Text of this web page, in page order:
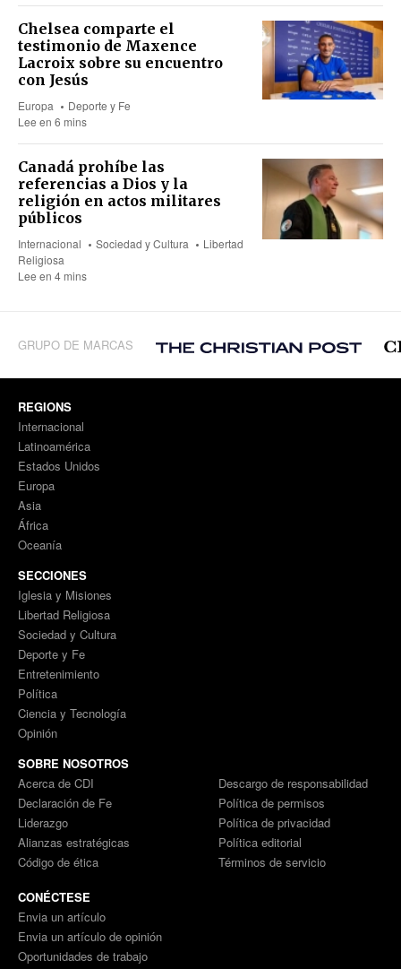
Chelsea comparte el
testimonio de Maxence
Lacroix sobre su encuentro
con Jesús
Europa
Deporte y Fe
Lee en 6 mins
Canadá prohíbe las
referencias a Dios y la
religión en actos militares
públicos
Internacional Sociedad y Cultura
Libertad
Religiosa
Lee en 4 mins
GRUPO DE MARCAS
REGIONS
Internacional
Latinoamérica
Estados Unidos
Europa
Asia
África
Oceanía
SECCIONES
Iglesia y Misiones
Libertad Religiosa
Sociedad y Cultura
Deporte y Fe
Entretenimiento
Política
Ciencia y Tecnología
Opinión
SOBRE NOSOTROS
Acerca de CDI
Declaración de Fe
Liderazgo
Alianzas estratégicas
Código de ética
Descargo de responsabilidad
Política de permisos
Política de privacidad
Política editorial
Términos de servicio
CONÉCTESE
Envia un artículo
Envia un artículo de opinión
Oportunidades de trabajo